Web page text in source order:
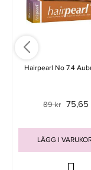
Hairpearl No 7.4
89 kr 75,65
LÄGG I